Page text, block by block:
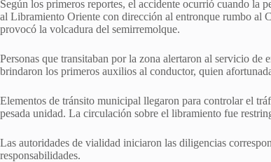
Según los primeros reportes, el accidente ocurrió cuando la
al Libramiento Oriente con dirección al entronque rumbo al
provocó la volcadura del semirremolque.
Personas que transitaban por la zona alertaron al servicio
brindaron los primeros auxilios al conductor, quien
Elementos de tránsito municipal llegaron para controlar el
pesada unidad. La circulación sobre el libramiento fue
Las autoridades de vialidad iniciaron las diligencias
responsabilidades.